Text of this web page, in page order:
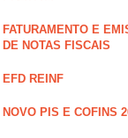
FATURAMENTO E
DE NOTAS FISCAIS
EFD REINF
NOVO PIS E COFINS